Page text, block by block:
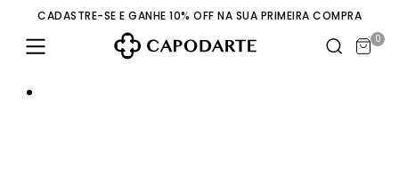
CADASTRE-SE E GANHE 10% OFF NA SUA PRIMEIRA COMPRA
0